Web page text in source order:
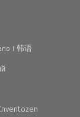
| 韩语